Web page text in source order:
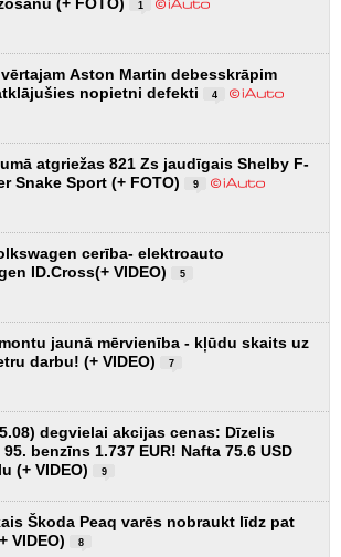
1
Aston Martin debesskrāpim
nopietni defekti
4
atgriežas 821 Zs jaudīgais Shelby F-
Snake Sport (+ FOTO)
9
cerība- elektroauto
ID.Cross(+ VIDEO)
5
jaunā mērvienība - kļūdu skaits uz
darbu! (+ VIDEO)
7
degvielai akcijas cenas: Dīzelis
95. benzīns 1.737 EUR! Nafta 75.6 USD
(+ VIDEO)
9
Škoda Peaq varēs nobraukt līdz pat
VIDEO)
8